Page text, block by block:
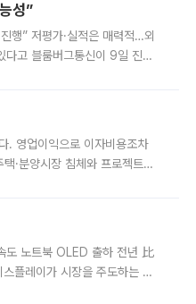
성”
행” 저평가·실적은 매력적…외
다고 블룸버그통신이 9일 진단
. 영업이익으로 이자비용조차
·분양시장 침체와 프로젝트파
노트북 OLED 출하 전년 比
플레이가 시장을 주도하는 가